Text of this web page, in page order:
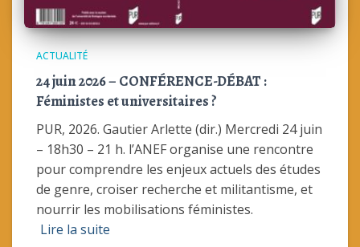
ACTUALITÉ
24 juin 2026 – CONFÉRENCE-DÉBAT :
Féministes et universitaires ?
PUR, 2026. Gautier Arlette (dir.) Mercredi 24 juin
– 18h30 – 21 h. l’ANEF organise une rencontre
pour comprendre les enjeux actuels des études
de genre, croiser recherche et militantisme, et
nourrir les mobilisations féministes.
Lire la suite